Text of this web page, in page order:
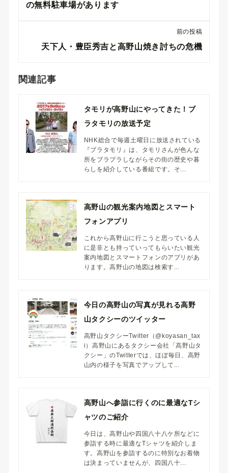
の無料駐車場があります
前の投稿
天下人・豊臣秀吉と高野山焼き討ちの危機
関連記事
タモリが高野山にやってきた！ブ
ラタモリの放送予定
NHK総合で毎週土曜日に放送されている
『ブラタモリ』は、タモリさんが色んな
所をブラブラしながらその街の歴史や暮
らしを紹介している番組です。そ...
高野山の観光案内地図とスマート
フォンアプリ
これから高野山に行こうと思っている人
に是非とも持っていってもらいたい観光
案内地図とスマートフォンのアプリがあ
ります。高野山の地図は検索す...
今日の高野山の写真が見れる高野
山タクシーのツイッター
高野山タクシーTwitter（@koyasan_tax
i）高野山にあるタクシー会社「高野山タ
クシー」のTwitterでは、ほぼ毎日、高野
山内の様子を写真でアップして...
高野山へ参詣に行くのに最適なTシ
ャツのご紹介
今日は、高野山や四国八十八ケ所などに
参詣する時に最適なTシャツを紹介しま
す。高野山を参詣するのに特別なお着物
は決まっていませんが、四国八十...